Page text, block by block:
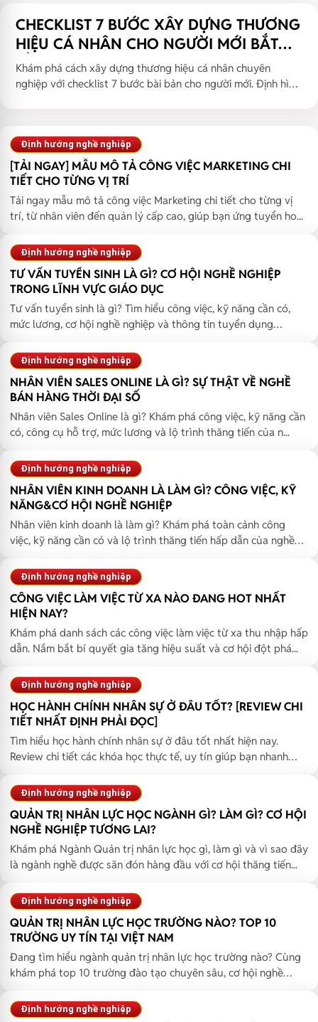
CHECKLIST 7 BƯỚC XÂY DỰNG THƯƠNG
HIỆU CÁ NHÂN CHO NGƯỜI MỚI BẮT
ĐẦU
Khám phá cách xây dựng thương hiệu cá nhân chuyên
nghiệp với checklist 7 bước bài bản cho người mới. Định hình
Định hướng nghề nghiệp
[TẢI NGAY] MẪU MÔ TẢ CÔNG VIỆC MARKETING CHI
TIẾT CHO TỪNG VỊ TRÍ
Tải ngay mẫu mô tả công việc Marketing chi tiết cho từng vị
trí, từ nhân viên đến quản lý cấp cao, giúp bạn ứng tuyển ho...
Định hướng nghề nghiệp
TƯ VẤN TUYỂN SINH LÀ GÌ? CƠ HỘI NGHỀ NGHIỆP
TRONG LĨNH VỰC GIÁO DỤC
Tư vấn tuyển sinh là gì? Tìm hiểu công việc, kỹ năng cần có,
mức lương, cơ hội nghề nghiệp và thông tin tuyển dụng
Định hướng nghề nghiệp
NHÂN VIÊN SALES ONLINE LÀ GÌ? SỰ THẬT VỀ NGHỀ
BÁN HÀNG THỜI ĐẠI SỐ
Nhân viên Sales Online là gì? Khám phá công việc, kỹ năng cần
có, công cụ hỗ trợ, mức lương và lộ trình thăng tiến của n...
Định hướng nghề nghiệp
NHÂN VIÊN KINH DOANH LÀ LÀM GÌ? CÔNG VIỆC, KỸ
NĂNG&CƠ HỘI NGHỀ NGHIỆP
Nhân viên kinh doanh là làm gì? Khám phá toàn cảnh công
việc, kỹ năng cần có và lộ trình thăng tiến hấp dẫn của nghề
Định hướng nghề nghiệp
CÔNG VIỆC LÀM VIỆC TỪ XA NÀO ĐANG HOT NHẤT
HIỆN NAY?
Khám phá danh sách các công việc làm việc từ xa thu nhập hấp
dẫn. Nắm bắt bí quyết gia tăng hiệu suất và cơ hội đột phá...
Định hướng nghề nghiệp
HỌC HÀNH CHÍNH NHÂN SỰ Ở ĐÂU TỐT? [REVIEW CHI
TIẾT NHẤT ĐỊNH PHẢI ĐỌC]
Tìm hiểu học hành chính nhân sự ở đâu tốt nhất hiện nay.
Review chi tiết các khóa học thực tế, uy tín giúp bạn nhanh
Định hướng nghề nghiệp
QUẢN TRỊ NHÂN LỰC HỌC NGÀNH GÌ? LÀM GÌ? CƠ HỘI
NGHỀ NGHIỆP TƯƠNG LAI?
Khám phá Ngành Quản trị nhân lực học gì, làm gì và vì sao đây
là ngành nghề được săn đón hàng đầu với cơ hội thăng tiến...
Định hướng nghề nghiệp
QUẢN TRỊ NHÂN LỰC HỌC TRƯỜNG NÀO? TOP 10
TRƯỜNG UY TÍN TẠI VIỆT NAM
Đang tìm hiểu ngành quản trị nhân lực học trường nào? Cùng
khám phá top 10 trường đào tạo chuyên sâu, cơ hội nghề
Định hướng nghề nghiệp